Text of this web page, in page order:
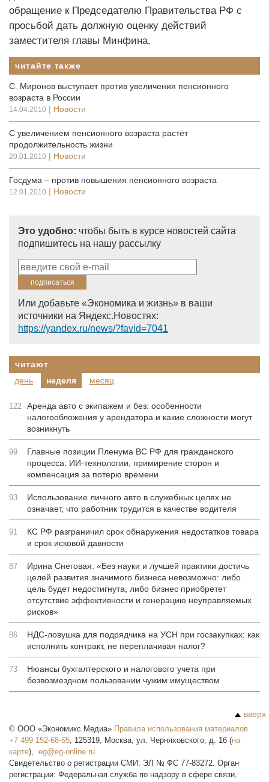
обращение к Председателю Правительства РФ с
просьбой дать должную оценку действий
заместителя главы Минфина.
читайте также
С. Миронов выступает против увеличения пенсионного
возраста в России
14.04.2010 | Новости
С увеличением пенсионного возраста растёт
продолжительность жизни
20.01.2010 | Новости
Госдума – против повышения пенсионного возраста
12.01.2010 | Новости
Это удобно: чтобы быть в курсе новостей сайта
подпишитесь на нашу рассылку
Или добавьте «Экономика и жизнь» в ваши
источники на Яндекс.Новостях:
https://yandex.ru/news/?favid=7041
читают
день
неделя месяц
122 Аренда авто с экипажем и без: особенности
налогообложения у арендатора и какие сложности могут
возникнуть
99
Главные позиции Пленума ВС РФ для гражданского
процесса: ИИ-технологии, примирение сторон и
компенсация за потерю времени
93
Использование личного авто в служебных целях не
означает, что работник трудится в качестве водителя
91
КС РФ разграничил срок обнаружения недостатков товара
и срок исковой давности
87
Ирина Снеговая: «Без науки и лучшей практики достичь
целей развития значимого бизнеса невозможно: либо
цель будет недостигнута, либо бизнес приобретет
отсутствие эффективности и генерацию неуправляемых
рисков»
86
НДС-ловушка для подрядчика на УСН при госзакупках: как
исполнить контракт, не переплачивая налог?
73
Нюансы бухгалтерского и налогового учета при
безвозмездном пользовании чужим имуществом
вверх
© ООО «Экономикс Медиа» Правила использования материалов
+7 499 152-68-65, 125319, Москва, ул. Черняховского, д. 16 (на
карте),
Свидетельство о регистрации СМИ: ЭЛ № ФС 77-83272. Орган
регистрации: Федеральная служба по надзору в сфере связи,